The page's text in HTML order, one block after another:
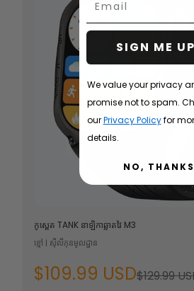
កូស្ពេត TANK នាឡិកាឆ្លាតវៃ M3
ខ្មៅ | ស៊ីលីកុនមូលដ្ឋាន
$109.99 USD$129.99
SIGN ME
We value your privacy
promise not to spam.
ourPrivacy Policyfor
details.
NO, THANKS